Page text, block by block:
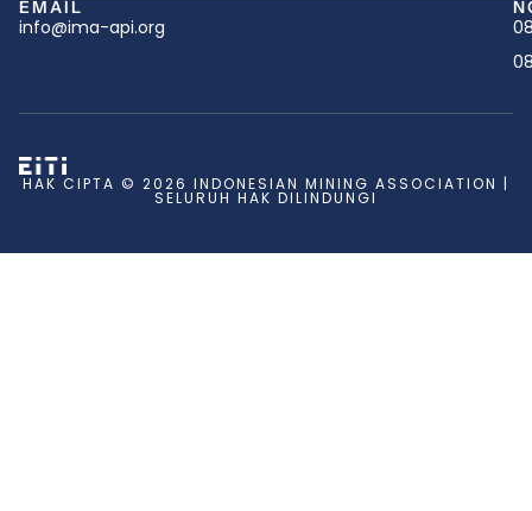
EMAIL
info@ima-api.org
HAK CIPTA © 2026 INDONESIAN MINING ASSOCIATION |
SELURUH HAK DILINDUNGI